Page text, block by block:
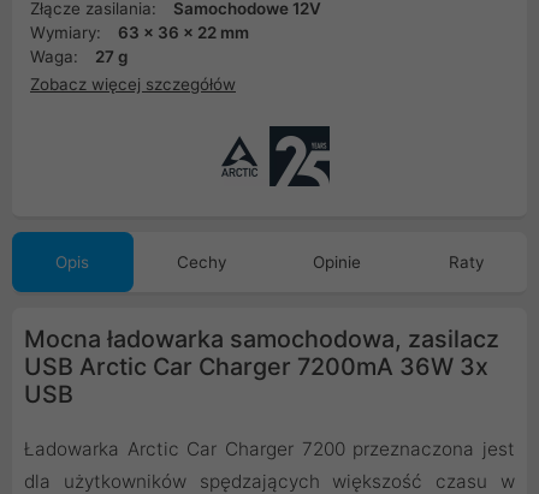
Złącze zasilania:
Samochodowe 12V
Wymiary:
63 x 36 x 22 mm
Waga:
27 g
Zobacz więcej szczegółów
Opis Cechy Opinie Raty
Mocna ładowarka samochodowa, zasilacz
USB Arctic Car Charger 7200mA 36W 3x
USB
Ładowarka Arctic Car Charger 7200 przeznaczona jest
dla użytkowników spędzających większość czasu w